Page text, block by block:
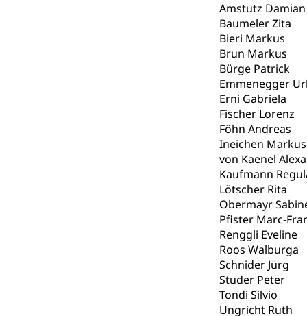
Amstutz Damian
Baumeler Zita
Bieri Markus
Brun Markus
Bürge Patrick
Emmenegger
Erni Gabriela
Fischer Lorenz
Föhn Andreas
Ineichen Markus
von Kaenel
Kaufmann
Lötscher Rita
Obermayr
Pfister Marc-
Renggli Eveline
Roos Walburga
Schnider Jürg
Studer Peter
Tondi Silvio
Ungricht Ruth
sichere
Trinkwasser
Prävention
Soziale
Kranken-
Soziales und
Sucht und